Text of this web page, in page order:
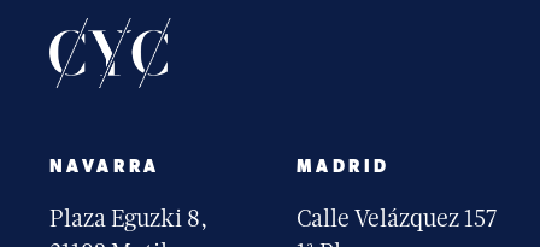
NAVARRA
Plaza Eguzki 8,
MADRID
Calle Velázquez 157